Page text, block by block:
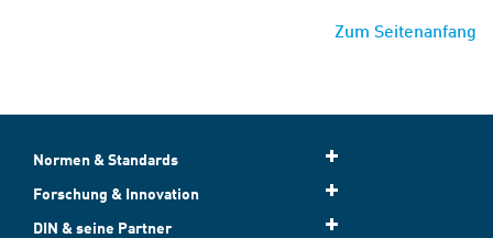
Zum Seitenanfang
Normen & Standards
Forschung & Innovation
DIN & seine Partner